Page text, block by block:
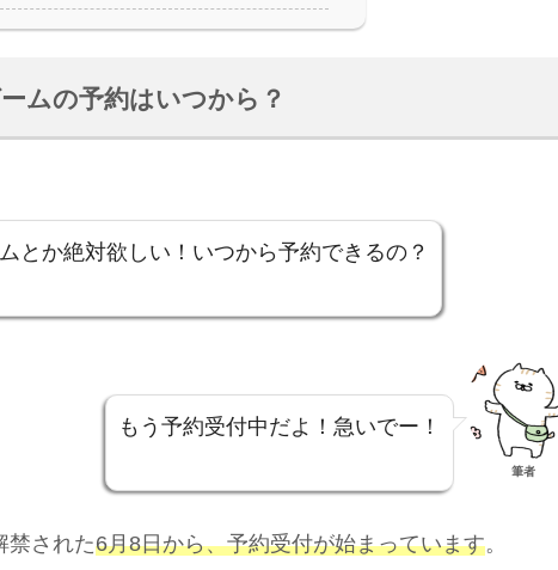
ムの予約はいつから？
とか絶対欲しい！いつから予約できるの？
もう予約受付中だよ！急いでー！
筆者
禁された6月8日から、予約受付が始まっています。